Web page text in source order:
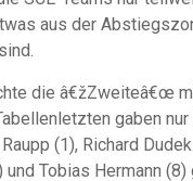
aus der
die â€žZweiteâ€œ
gaben
(1), Richard
Tobias Hermann